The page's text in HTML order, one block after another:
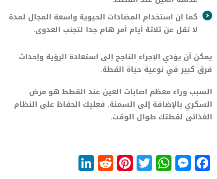
كما ان استخدام المضادات الحيوية واسعة المجال لمدة
لا تقل عن ثلاثة أيام أمر هام جدا لتجنب العدوى.
يمكن أن يؤدي الإجراء الناجح إلى استعادة الرؤية وإحداث
فرق كبير في نوعية حياة القطة.
السبب وراء معظم اصابات العين عند القطط هو مرض
السكري بالإضافة إلى السمنة, فعليك الحفاظ على النظام
الغذائى لقطتك طوال الوقت.
Facebook
Messenger
WhatsApp
Twitter
Pinterest
Reddit